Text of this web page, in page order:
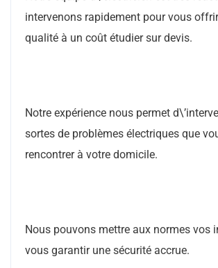
intervenons rapidement pour vous
qualité à un coût étudier sur devis.
Notre expérience nous permet
sortes de problèmes électriques que
rencontrer à votre domicile.
Nous pouvons mettre aux normes vos
vous garantir une sécurité accrue.